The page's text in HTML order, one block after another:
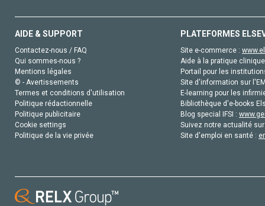
AIDE & SUPPORT
Contactez-nous / FAQ
Qui sommes-nous ?
Mentions légales
© - Avertissements
Termes et conditions d'utilisation
Politique rédactionnelle
Politique publicitaire
Cookie settings
Politique de la vie privée
PLATEFORMES
Site e-commerce :
Aide à la pratique
Portail pour les
Site d'information sur
E-learning pour les
Bibliothèque d'e-books
Blog special IFSI :
Suivez notre actualité
Site d'emploi en santé :